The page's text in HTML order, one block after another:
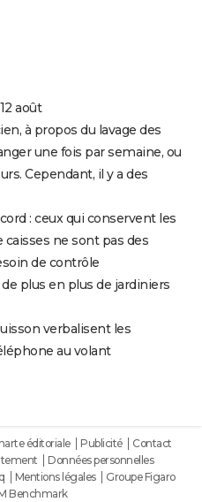
août
à propos du lavage des
une fois par semaine, ou
Cependant, il y a des
: ceux qui conservent les
caisses ne sont pas des
de contrôle
plus en plus de jardiniers
verbalisent les
au volant
éditoriale Publicité
Contact
Données personnelles
Mentions légales
Groupe Figaro
Benchmark